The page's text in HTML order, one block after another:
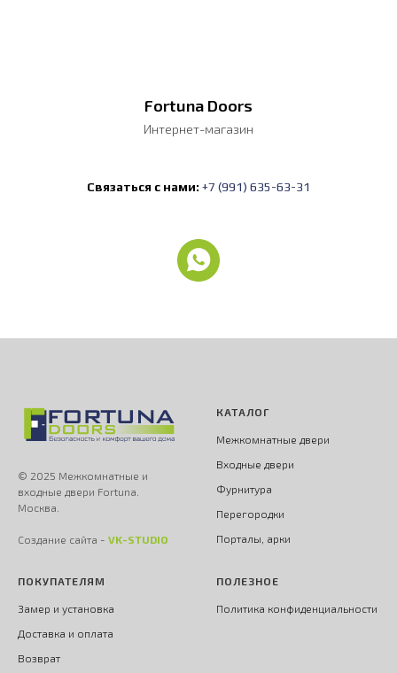
Fortuna Doors
Интернет-магазин
Связаться с нами: +7 (991) 635-63-31
© 2025 Межкомнатные и
входные двери Fortuna.
Москва.
Создание сайта - VK-STUDIO
КАТАЛОГ
Межкомнатные двери
Входные двери
Фурнитура
Перегородки
Порталы, арки
ПОКУПАТЕЛЯМ
Замер и установка
Доставка и оплата
Возврат
ПОЛЕЗНОЕ
Политика конфиденциальности